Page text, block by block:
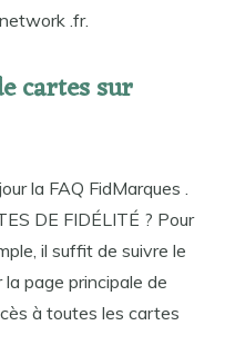
.fr.
cartes sur
la FAQ FidMarques .
DE FIDÉLITÉ ? Pour
il suffit de suivre le
page principale de
à toutes les cartes